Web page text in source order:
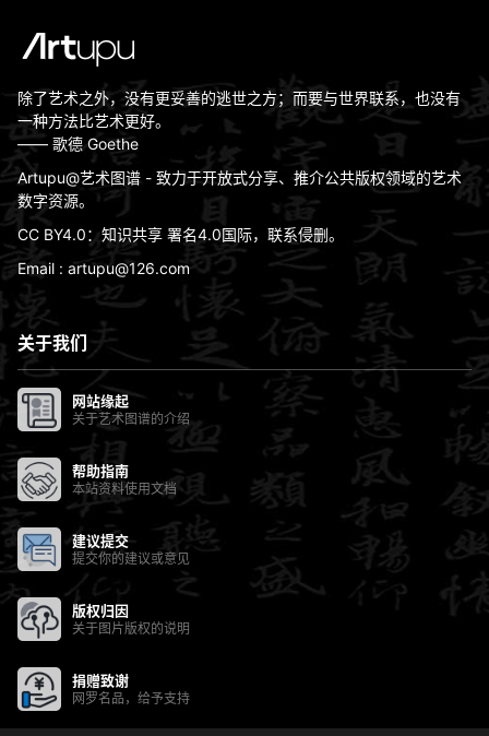
除了艺术之外，没有更妥善的逃世之方；而要与世界联系，也没有
一种方法比艺术更好。
—— 歌德 Goethe
Artupu@艺术图谱 - 致力于开放式分享、推介公共版权领域的艺术
数字资源。
CC BY4.0：知识共享 署名4.0国际，联系侵删。
Email : artupu@126.com
关于我们
网站缘起
关于艺术图谱的介绍
帮助指南
本站资料使用文档
建议提交
提交你的建议或意见
版权归因
关于图片版权的说明
捐赠致谢
网罗名品，给予支持